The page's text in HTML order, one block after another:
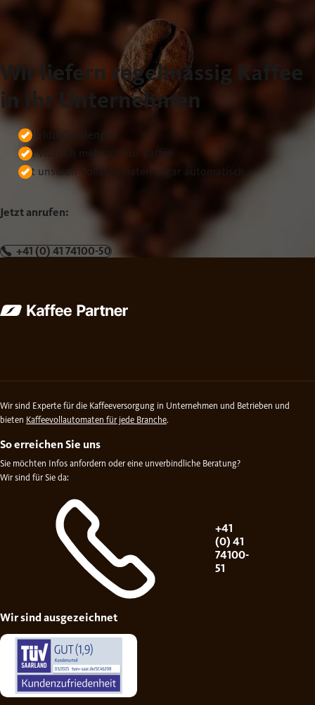
Wir liefern regelmässig Kaffee
in Ihr Unternehmen
Individuelle Mengen
Auf Wunsch mehr als nur Kaffee
Mit unseren Vollautomaten sogar automatisch
Jetzt anrufen:
+41 (0) 41 74100-50
Wir sind Experte für die Kaffeeversorgung in Unternehmen und Betrieben und
bieten Kaffeevollautomaten für jede Branche.
So erreichen Sie uns
Sie möchten Infos anfordern oder eine unverbindliche Beratung?
Wir sind für Sie da:
+41
(0) 41
74100-
51
Wir sind ausgezeichnet